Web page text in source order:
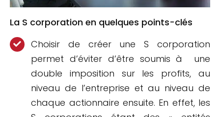
La S corporation en quelques points-clés
Choisir de créer une S corporation
permet d’éviter d’être soumis à une
double imposition sur les profits, au
niveau de l’entreprise et au niveau de
chaque actionnaire ensuite. En effet, les